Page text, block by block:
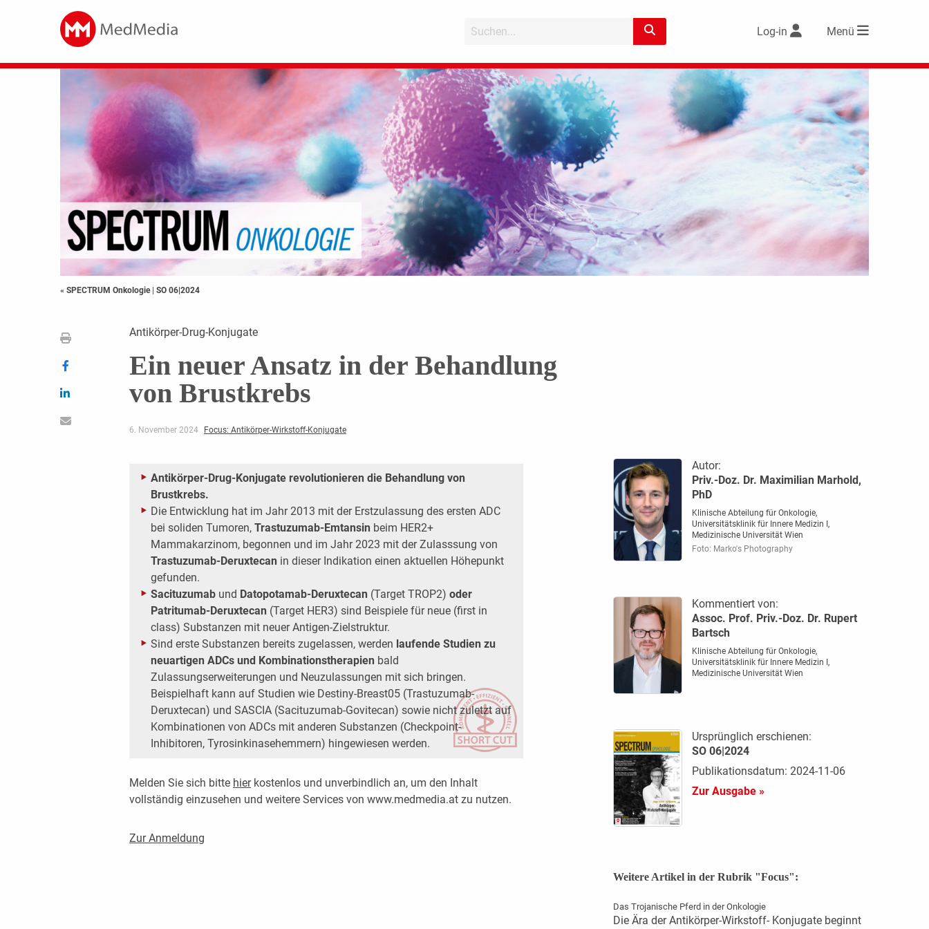
Log-in Menü
« SPECTRUM Onkologie | SO 06|2024
Antikörper-Drug-Konjugate
Ein neuer Ansatz in der Behandlung
von Brustkrebs
6. November 2024 Focus: Antikörper-Wirkstoff-Konjugate
Antikörper-Drug-Konjugate revolutionieren die Behandlung von
Brustkrebs.
Die Entwicklung hat im Jahr 2013 mit der Erstzulassung des ersten ADC
bei soliden Tumoren, Trastuzumab-Emtansin beim HER2+
Mammakarzinom, begonnen und im Jahr 2023 mit der Zulasssung von
Trastuzumab-Deruxtecan in dieser Indikation einen aktuellen Höhepunkt
gefunden.
Sacituzumab und Datopotamab-Deruxtecan (Target TROP2) oder
Patritumab-Deruxtecan (Target HER3) sind Beispiele für neue (first in
class) Substanzen mit neuer Antigen-Zielstruktur.
Sind erste Substanzen bereits zugelassen, werden laufende Studien zu
neuartigen ADCs und Kombinationstherapien bald
Zulassungserweiterungen und Neuzulassungen mit sich bringen.
Beispielhaft kann auf Studien wie Destiny-Breast05 (Trastuzumab-
Deruxtecan) und SASCIA (Sacituzumab-Govitecan) sowie nicht zuletzt auf
Kombinationen von ADCs mit anderen Substanzen (Checkpoint-
Inhibitoren, Tyrosinkinasehemmern) hingewiesen werden.
Melden Sie sich bitte hierkostenlos und unverbindlich an, um den Inhalt
vollständig einzusehen und weitere Services von www.medmedia.at zu nutzen.
Zur Anmeldung
Autor:
Priv.-Doz. Dr. Maximilian Marhold,
PhD
Klinische Abteilung für Onkologie,
Universitätsklinik für Innere Medizin I,
Medizinische Universität Wien
Foto: Marko's Photography
Kommentiert von:
Assoc. Prof. Priv.-Doz. Dr. Rupert
Bartsch
Klinische Abteilung für Onkologie,
Universitätsklinik für Innere Medizin I,
Medizinische Universität Wien
Ursprünglich erschienen:
SO 06|2024
Publikationsdatum: 2024-11-06
Zur Ausgabe »
Weitere Artikel in der Rubrik "Focus":
Das Trojanische Pferd in der Onkologie
Die Ära der Antikörper-Wirkstoff- Konjugate beginnt